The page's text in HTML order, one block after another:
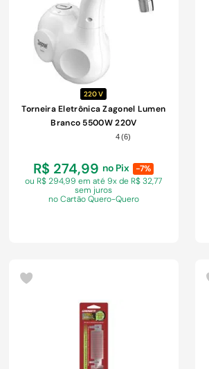
220 V
Torneira Eletrônica Zagonel Lumen
Branco 5500W 220V
4(6)
R$ 274,99 no Pix
-7%
ou R$ 294,99 ematé 9x de R$ 32,77
sem juros
no Cartão Quero-Quero
COMPRAR